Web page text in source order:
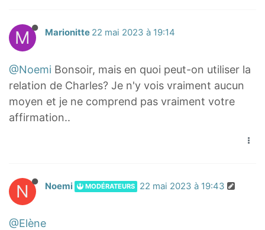
M Marionitte 22 mai 2023 à 19:14
@Noemi Bonsoir, mais en quoi peut-on utiliser la
relation de Charles? Je n'y vois vraiment aucun
moyen et je ne comprend pas vraiment votre
affirmation..
N Noemi MODÉRATEURS 22 mai 2023 à 19:43
@Elène